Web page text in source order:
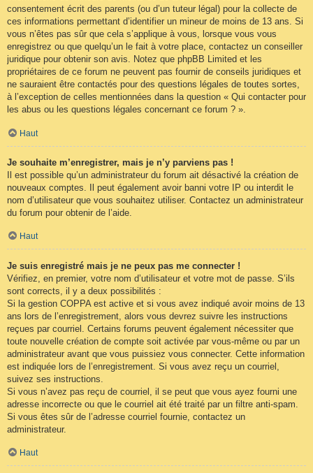
consentement écrit des parents (ou d’un tuteur légal) pour la collecte de
ces informations permettant d’identifier un mineur de moins de 13 ans. Si
vous n’êtes pas sûr que cela s’applique à vous, lorsque vous vous
enregistrez ou que quelqu’un le fait à votre place, contactez un conseiller
juridique pour obtenir son avis. Notez que phpBB Limited et les
propriétaires de ce forum ne peuvent pas fournir de conseils juridiques et
ne sauraient être contactés pour des questions légales de toutes sortes,
à l’exception de celles mentionnées dans la question « Qui contacter pour
les abus ou les questions légales concernant ce forum ? ».
Haut
Je souhaite m’enregistrer, mais je n’y parviens pas !
Il est possible qu’un administrateur du forum ait désactivé la création de
nouveaux comptes. Il peut également avoir banni votre IP ou interdit le
nom d’utilisateur que vous souhaitez utiliser. Contactez un administrateur
du forum pour obtenir de l’aide.
Haut
Je suis enregistré mais je ne peux pas me connecter !
Vérifiez, en premier, votre nom d’utilisateur et votre mot de passe. S’ils
sont corrects, il y a deux possibilités :
Si la gestion COPPA est active et si vous avez indiqué avoir moins de 13
ans lors de l’enregistrement, alors vous devrez suivre les instructions
reçues par courriel. Certains forums peuvent également nécessiter que
toute nouvelle création de compte soit activée par vous-même ou par un
administrateur avant que vous puissiez vous connecter. Cette information
est indiquée lors de l’enregistrement. Si vous avez reçu un courriel,
suivez ses instructions.
Si vous n’avez pas reçu de courriel, il se peut que vous ayez fourni une
adresse incorrecte ou que le courriel ait été traité par un filtre anti-spam.
Si vous êtes sûr de l’adresse courriel fournie, contactez un
administrateur.
Haut